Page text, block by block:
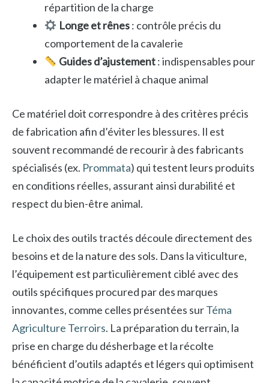
répartition de la charge
Longe et rênes: contrôle précis du
comportement de la cavalerie
Guides d’ajustement: indispensables pour
adapter le matériel à chaque animal
Ce matériel doit correspondre à des critères précis
de fabrication afin d’éviter les blessures. Il est
souvent recommandé de recourir à des fabricants
spécialisés (ex. Prommata) qui testent leurs produits
en conditions réelles, assurant ainsi durabilité et
respect du bien-être animal.
Le choix des outils tractés découle directement des
besoins et de la nature des sols. Dans la viticulture,
l’équipement est particulièrement ciblé avec des
outils spécifiques procured par des marques
innovantes, comme celles présentées surTéma
Agriculture Terroirs. La préparation du terrain, la
prise en charge du désherbage et la récolte
bénéficient d’outils adaptés et légers qui optimisent